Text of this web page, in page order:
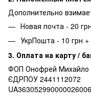
Дополнительно
Новая почта - 20
УкрПошта - 10 грн
3. Оплата на карту /
ФОП Онофрей Михайло
ЄДРПОУ 2441112072